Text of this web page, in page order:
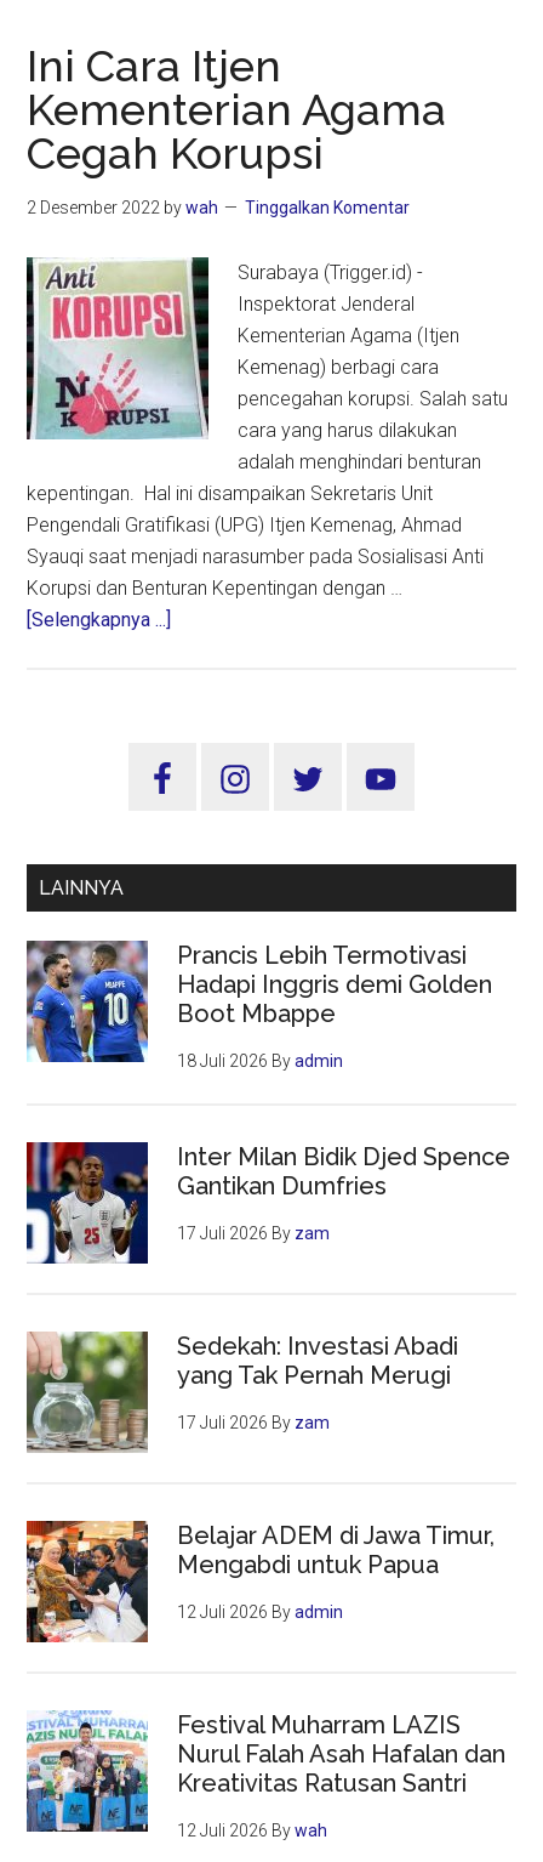
Ini Cara Itjen
Kementerian Agama
Cegah Korupsi
2 Desember 2022 bywah Tinggalkan Komentar
Surabaya (Trigger.id) -
Inspektorat Jenderal
Kementerian Agama (Itjen
Kemenag) berbagi cara
pencegahan korupsi. Salah satu
cara yang harus dilakukan
adalah menghindari benturan
kepentingan. Hal ini disampaikan Sekretaris Unit
Pengendali Gratifikasi (UPG) Itjen Kemenag, Ahmad
Syauqi saat menjadi narasumber pada Sosialisasi Anti
Korupsi dan Benturan Kepentingan dengan …
[Selengkapnya ...]
Agama
Sidebar
LAINNYA
Prancis Lebih Termotivasi
Hadapi Inggris demi Golden
Boot Mbappe
18 Juli 2026 Byadmin
Inter Milan Bidik Djed Spence
Gantikan Dumfries
17 Juli 2026 By zam
Sedekah: Investasi Abadi
yang Tak Pernah Merugi
17 Juli 2026 By zam
Belajar ADEM di Jawa Timur,
Mengabdi untuk Papua
12 Juli 2026 Byadmin
Festival Muharram LAZIS
Nurul Falah Asah Hafalan dan
Kreativitas Ratusan Santri
12 Juli 2026 Bywah